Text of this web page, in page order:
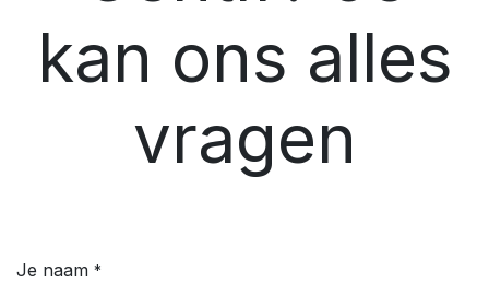
kan ons alles
vragen
Je naam *